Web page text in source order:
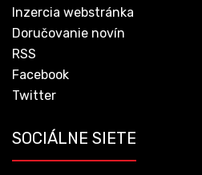
Inzercia webstránka
Doručovanie novín
RSS
Facebook
Twitter
SOCIÁLNE SIETE